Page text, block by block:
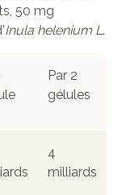
50 mg
Inula helenium L .
Par 2
gélules
4
milliards